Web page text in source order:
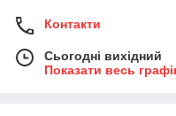
Контакти
Сьогодні вихідний
Показати весь